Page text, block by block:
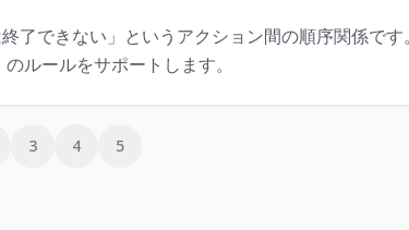
了できない」というアクション間の順序関係で
ルールをサポートします。
3 4 5